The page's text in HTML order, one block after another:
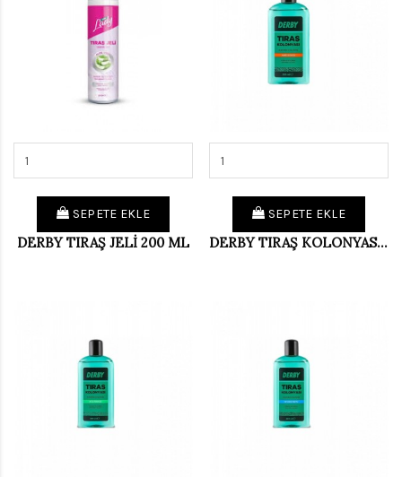
SEPETE EKLE
DERBY TIRAŞ JELİ 200 ML
SEPETE EKLE
DERBY TIRAŞ KOLONYASI 250 ML AMBER (KOLİ 12 Lİ)